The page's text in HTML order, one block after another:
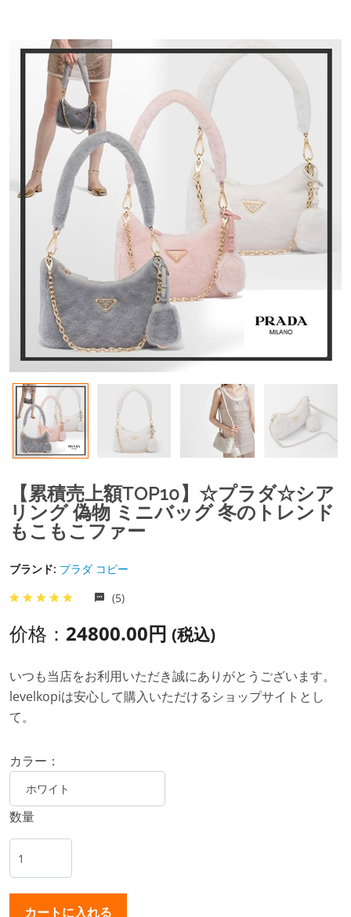
【累積売上額TOP10】☆プラダ☆シア
リング 偽物 ミニバッグ 冬のトレンド
もこもこファー
ブランド: プラダ コピー
(5)
价格： 24800.00円 (税込)
いつも当店をお利用いただき誠にありがとうございます。
levelkopiは安心して購入いただけるショップサイトとし
て。
カラー：
数量